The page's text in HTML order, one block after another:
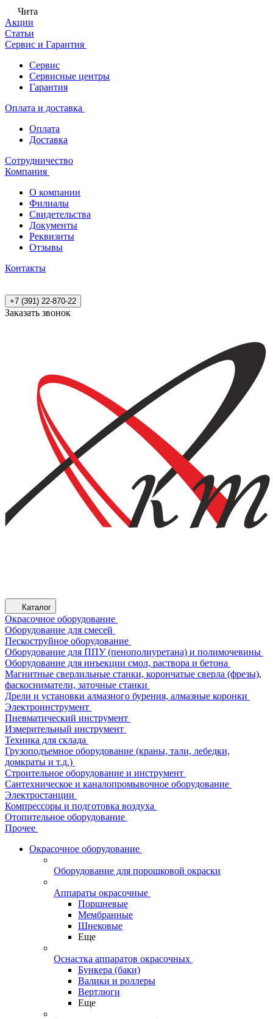
Чита
Акции
Статьи
Сервис и Гарантия
Сервис
Сервисные центры
Гарантия
Оплата и доставка
Оплата
Доставка
Сотрудничество
Компания
О компании
Филиалы
Свидетельства
Документы
Реквизиты
Отзывы
Контакты
+7 (391) 22-870-22
Заказать звонок
Каталог
Окрасочное оборудование
Оборудование для смесей
Пескоструйное оборудование
Оборудование для ППУ (пенополиуретана) и полимочевины
Оборудование для инъекции смол, раствора и бетона
Магнитные сверлильные станки, корончатые сверла (фрезы),
фаскосниматели, заточные станки
Дрели и установки алмазного бурения, алмазные коронки
Электроинструмент
Пневматический инструмент
Измерительный инструмент
Техника для склада
Грузоподъемное оборудование (краны, тали, лебедки,
домкраты и т.д.)
Строительное оборудование и инструмент
Сантехническое и каналопромывочное оборудование
Электростанции
Компрессоры и подготовка воздуха
Отопительное оборудование
Прочее
Окрасочное оборудование
Оборудование для порошковой окраски
Аппараты окрасочные
Поршневые
Мембранные
Шнековые
Еще
Оснастка аппаратов окрасочных
Бункера (баки)
Валики и роллеры
Вертлюги
Еще